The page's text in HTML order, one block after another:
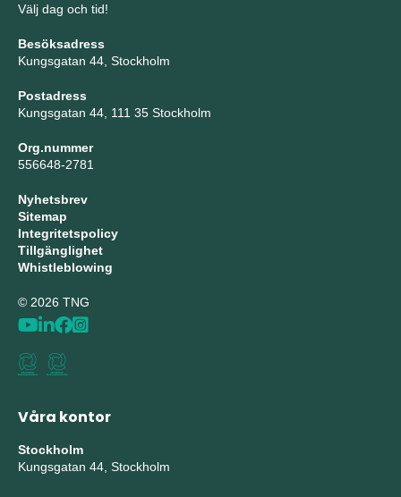
Välj dag och tid!
Besöksadress
Kungsgatan 44, Stockholm
Postadress
Kungsgatan 44, 111 35 Stockholm
Org.nummer
556648-2781
Nyhetsbrev
Sitemap
Integritetspolicy
Tillgänglighet
Whistleblowing
© 2026 TNG
Våra kontor
Stockholm
Kungsgatan 44, Stockholm